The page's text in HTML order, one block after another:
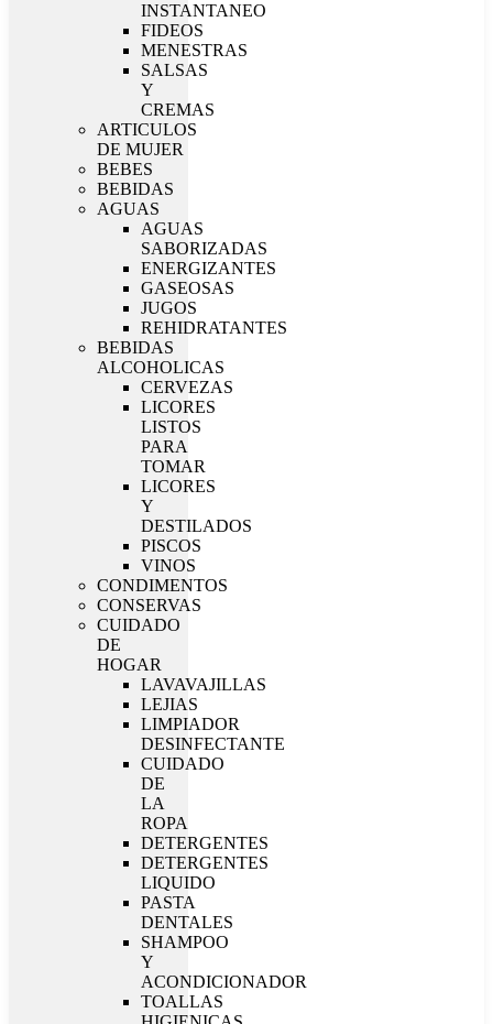
INSTANTANEO
FIDEOS
MENESTRAS
SALSAS
Y
CREMAS
ARTICULOS
DE MUJER
BEBES
BEBIDAS
AGUAS
AGUAS
SABORIZADAS
ENERGIZANTES
GASEOSAS
JUGOS
REHIDRATANTES
BEBIDAS
ALCOHOLICAS
CERVEZAS
LICORES
LISTOS
PARA
TOMAR
LICORES
Y
DESTILADOS
PISCOS
VINOS
CONDIMENTOS
CONSERVAS
CUIDADO
DE
HOGAR
LAVAVAJILLAS
LEJIAS
LIMPIADOR
DESINFECTANTE
CUIDADO
DE
LA
ROPA
DETERGENTES
DETERGENTES
LIQUIDO
PASTA
DENTALES
SHAMPOO
Y
ACONDICIONADOR
TOALLAS